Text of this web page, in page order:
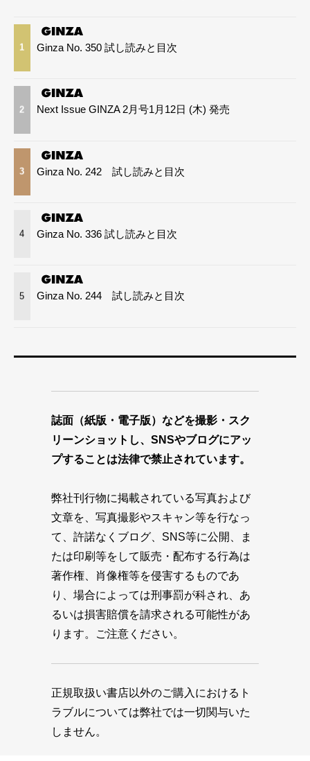
1 Ginza No. 350 試し読みと目次
2 Next Issue GINZA 2月号1月12日 (木) 発売
3 Ginza No. 242 試し読みと目次
4 Ginza No. 336 試し読みと目次
5 Ginza No. 244 試し読みと目次
誌面（紙版・電子版）などを撮影・スク
リーンショットし、SNSやブログにアッ
プすることは法律で禁止されています。
弊社刊行物に掲載されている写真および
文章を、写真撮影やスキャン等を行なっ
て、許諾なくブログ、SNS等に公開、ま
たは印刷等をして販売・配布する行為は
著作権、肖像権等を侵害するものであ
り、場合によっては刑事罰が科され、あ
るいは損害賠償を請求される可能性があ
ります。ご注意ください。
正規取扱い書店以外のご購入におけるト
ラブルについては弊社では一切関与いた
しません。